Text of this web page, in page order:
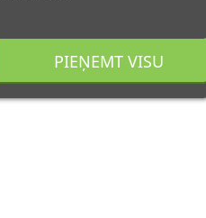
PIEŅEMT VISU